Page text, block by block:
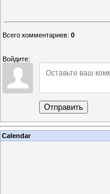
Всего комментариев: 0
Войдите:
Отправить
Calendar